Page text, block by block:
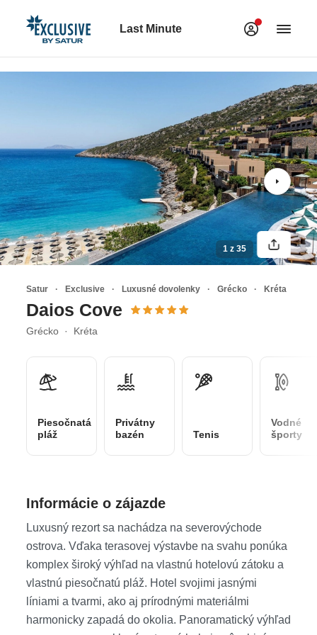
Last Minute
Satur Exclusive Luxusné dovolenky Grécko Kréta
Daios Cove
Grécko · Kréta
1 z 35
Piesočnatá
pláž
Privátny
bazén
Tenis
Vodné
športy
Informácie o zájazde
Luxusný rezort sa nachádza na severovýchode
ostrova. Vďaka terasovej výstavbe na svahu ponúka
komplex široký výhľad na vlastnú hotelovú zátoku a
vlastnú piesočnatú pláž. Hotel svojimi jasnými
líniami a tvarmi, ako aj prírodnými materiálmi
harmonicky zapadá do okolia. Panoramatický výhľad